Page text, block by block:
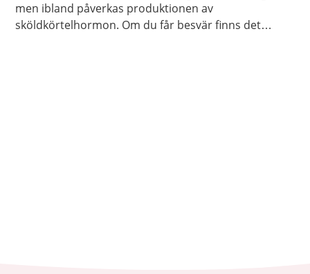
men ibland påverkas produktionen av
sköldkörtelhormon. Om du får besvär finns det